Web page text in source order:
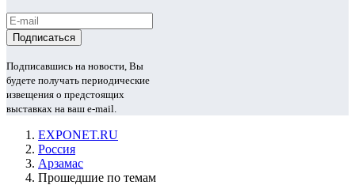
Подписавшись на новости, Вы
будете получать периодические
извещения о предстоящих
выставках на ваш e-mail.
EXPONET.RU
Россия
Арзамас
Прошедшие по темам